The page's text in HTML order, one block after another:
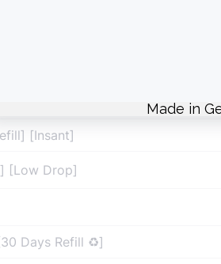
Refill ♻️] [20-40K/D] [0-1/H]
[100% USA] [Instant Start]
[Insant]
[Low Drop]
Days Refill ♻️]